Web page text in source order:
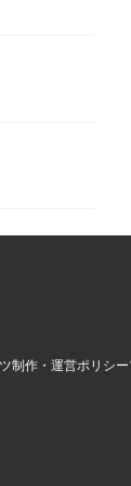
制作・運営ポリシー